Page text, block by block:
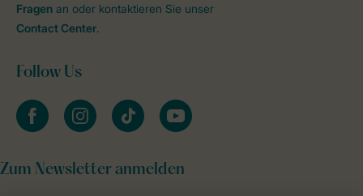
Fragen an oder kontaktieren Sie unser
Contact Center.
Follow Us
facebookinstagramtiktok youtube
Zum Newsletter anmelden